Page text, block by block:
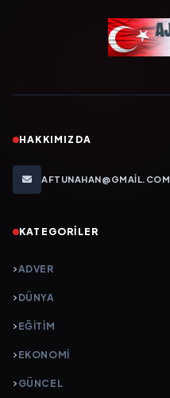
HAKKIMIZDA
AFTUNAHAN@GMAIL.COM
KATEGORILER
ADVER
DÜNYA
EĞİTİM
EKONOMİ
GÜNCEL